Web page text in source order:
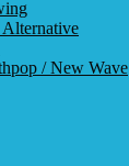
/ New Wave